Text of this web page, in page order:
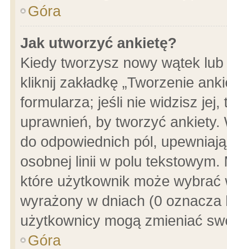
Góra
Jak utworzyć ankietę?
Kiedy tworzysz nowy wątek
kliknij zakładkę „Tworzenie
formularza; jeśli nie widzisz
uprawnień, by tworzyć ankiety.
do odpowiednich pól,
osobnej linii w polu
które użytkownik może
wyrażony w dniach (0
użytkownicy mogą zmieniać
Góra